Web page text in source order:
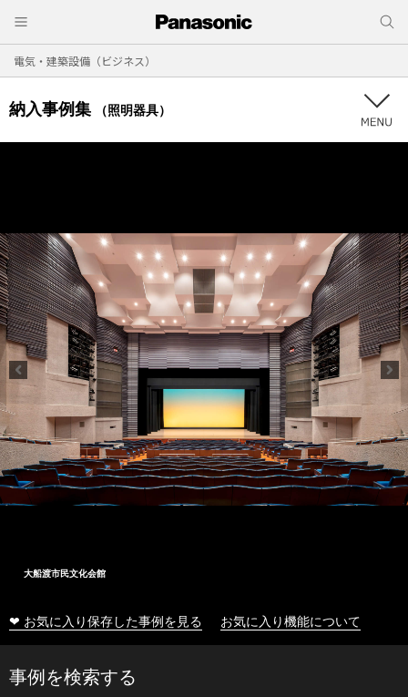
電気・建築設備（ビジネス）
納入事例集 （照明器具）
大船渡市民文化会館
❤ お気に入り保存した事例を見る お気に入り機能について
事例を検索する